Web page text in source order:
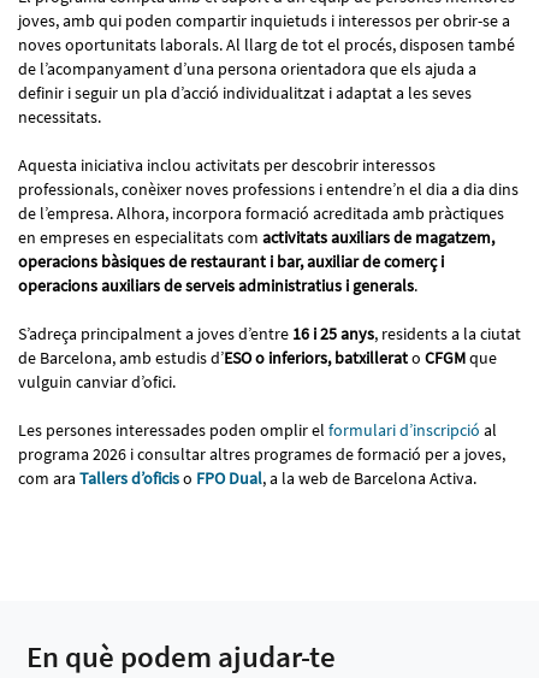
joves, amb qui poden compartir inquietuds i interessos per obrir-se a
noves oportunitats laborals. Al llarg de tot el procés, disposen també
de l’acompanyament d’una persona orientadora que els ajuda a
definir i seguir un pla d’acció individualitzat i adaptat a les seves
necessitats.
Aquesta iniciativa inclou activitats per descobrir interessos
professionals, conèixer noves professions i entendre’n el dia a dia dins
de l’empresa. Alhora, incorpora formació acreditada amb pràctiques
en empreses en especialitats com activitats auxiliars de magatzem,
operacions bàsiques de restaurant i bar, auxiliar de comerç i
operacions auxiliars de serveis administratius i generals.
S’adreça principalment a joves d’entre 16 i 25 anys, residents a la ciutat
de Barcelona, amb estudis d’ESO o inferiors, batxillerato CFGMque
vulguin canviar d’ofici.
Les persones interessades poden omplir el formulari d’inscripció al
programa 2026 i consultar altres programes de formació per a joves,
com ara Tallers d’oficiso FPO Dual, a la web de Barcelona Activa.
En què podem ajudar-te